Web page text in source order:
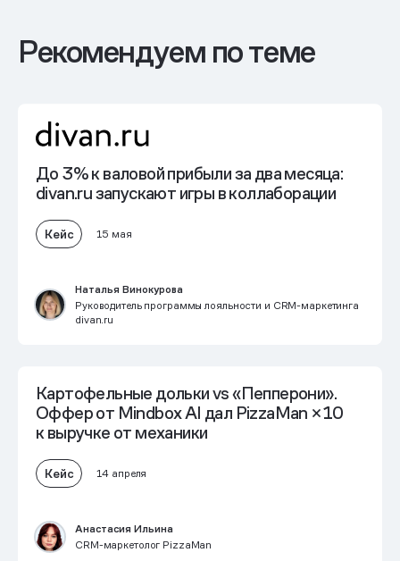
Рекомендуем по теме
До 3% к валовой прибылиза два месяца:
divan.ru запускают игры в коллаборации
Кейс 15 мая
Наталья Винокурова
Руководитель программы лояльности и CRM-маркетинга
divan.ru
Картофельные дольки vs «Пепперони».
Оффер от Mindbox AI дал PizzaMan ×10
к выручке от механики
Кейс 14 апреля
Анастасия Ильина
CRM-маркетолог PizzaMan